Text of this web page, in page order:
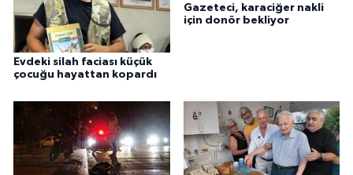
Evdeki silah faciası küçük
çocuğu hayattan kopardı
Gazeteci, karaciğer nakli
için donör bekliyor